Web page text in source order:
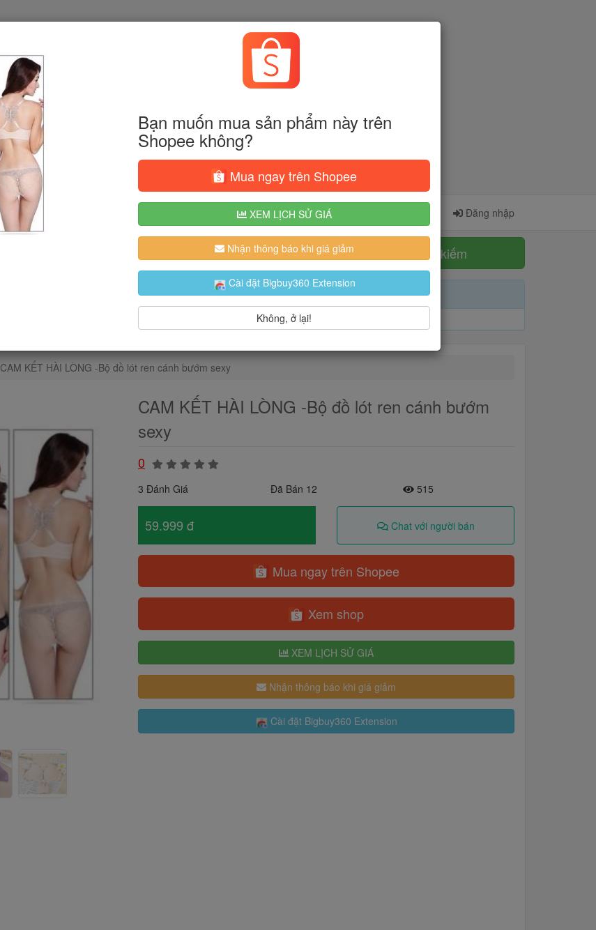
Cài đặt Extension Đăng nhập
Tìm kiếm
CAM KẾT HÀI LÒNG -Bộ đồ lót ren cánh bướm sexy
CAM KẾT HÀI LÒNG -Bộ đồ lót ren cánh bướm
sexy
0
3 Đánh Giá Đã Bán 12 515
59.999 đ Chat với người bán
Mua ngay trên Shopee
Xem shop
XEM LỊCH SỬ GIÁ
Nhận thông báo khi giá giảm
Cài đặt Bigbuy360 Extension
Bạn muốn mua sản phẩm này trên
Shopee không?
Mua ngay trên Shopee
XEM LỊCH SỬ GIÁ
Nhận thông báo khi giá giảm
Cài đặt Bigbuy360 Extension
Không, ở lại!